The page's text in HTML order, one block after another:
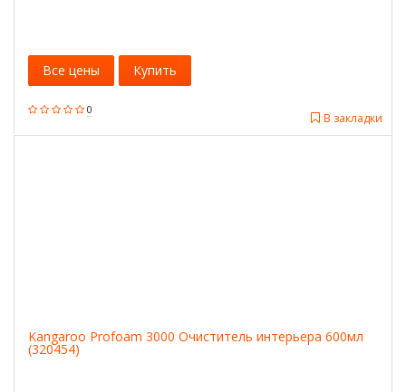
0
В закладки
Все цены Купить
Kangaroo Profoam 3000 Очиститель интерьера 600мл
(320454)